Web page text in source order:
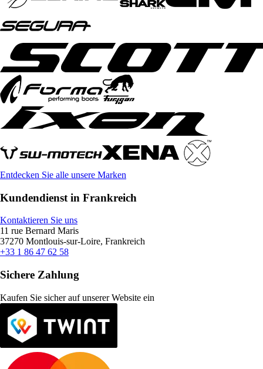
Entdecken Sie alle unsere Marken
Kundendienst in Frankreich
Kontaktieren Sie uns
11 rue Bernard Maris
37270 Montlouis-sur-Loire, Frankreich
+33 1 86 47 62 58
Sichere Zahlung
Kaufen Sie sicher auf unserer Website ein